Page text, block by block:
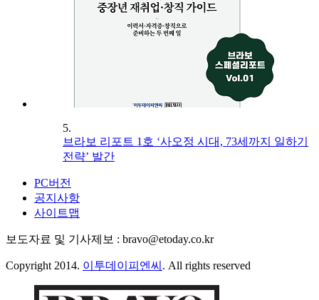
5.
브라보 리포트 1호 ‘사오정 시대, 73세까지 일하기
전략’ 발간
PC버전
공지사항
사이트맵
보도자료 및 기사제보 : bravo@etoday.co.kr
Copyright 2014. 이투데이피엔씨 . All rights reserved